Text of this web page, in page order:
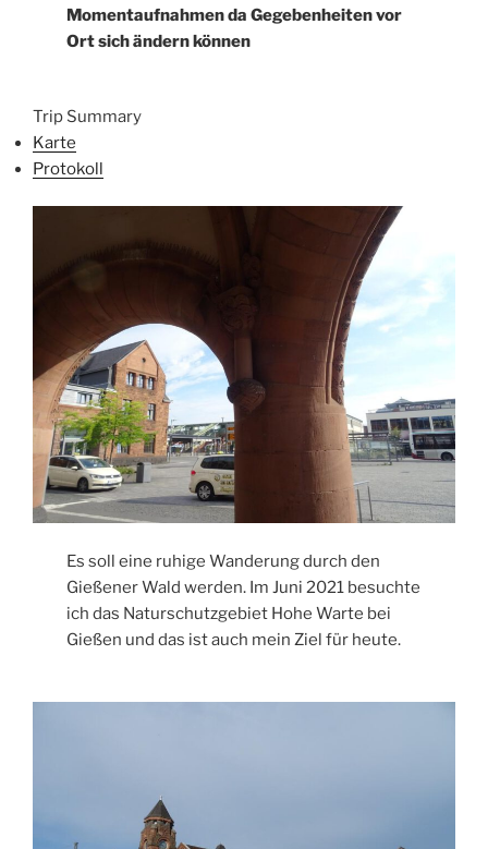
Momentaufnahmen da Gegebenheiten vor
Ort sich ändern können
Trip Summary
Karte
Protokoll
Es soll eine ruhige Wanderung durch den
Gießener Wald werden. Im Juni 2021 besuchte
ich das Naturschutzgebiet Hohe Warte bei
Gießen und das ist auch mein Ziel für heute.